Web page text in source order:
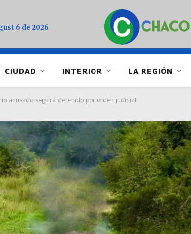
6 de 2026
CIUDAD INTERIOR LA REGIÓN
acusado seguirá detenido por orden judicial